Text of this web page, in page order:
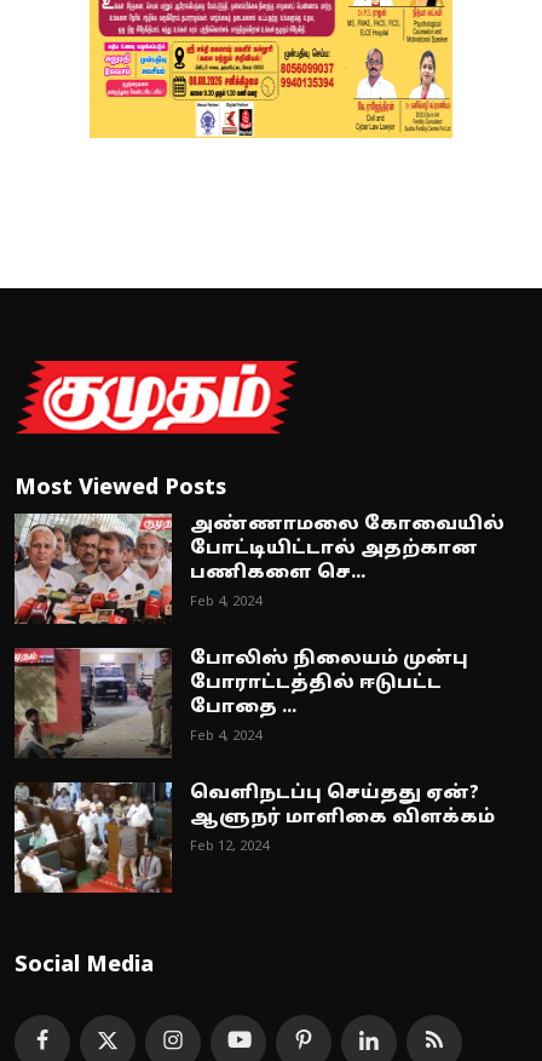
Most Viewed Posts
அண்ணாமலை கோவையில்
போட்டியிட்டால் அதற்கான
பணிகளை செ...
Feb 4, 2024
போலிஸ் நிலையம் முன்பு
போராட்டத்தில் ஈடுபட்ட
போதை ...
Feb 4, 2024
வெளிநடப்பு செய்தது ஏன்?
ஆளுநர் மாளிகை விளக்கம்
Feb 12, 2024
Social Media